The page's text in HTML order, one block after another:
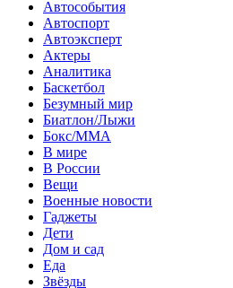
Автособытия
Автоспорт
Автоэксперт
Актеры
Аналитика
Баскетбол
Безумный мир
Биатлон/Лыжи
Бокс/MMA
В мире
В России
Вещи
Военные новости
Гаджеты
Дети
Дом и сад
Еда
Звёзды